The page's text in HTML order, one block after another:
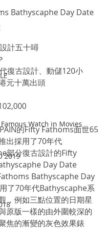
Watch in Movies
2019
Bathyscaphe Day Date
計五十噚
復古設計、動儲120小
元十萬出頭
的Fifty Fathoms面世65
出採用了70年代
部分復古設計的Fifty
Day Date
Bathyscaphe Day
了70年代Bathyscaphe系
，例如三點位置的日期星
原版一樣的由外圍較深的
焦的漸變的灰色效果錶